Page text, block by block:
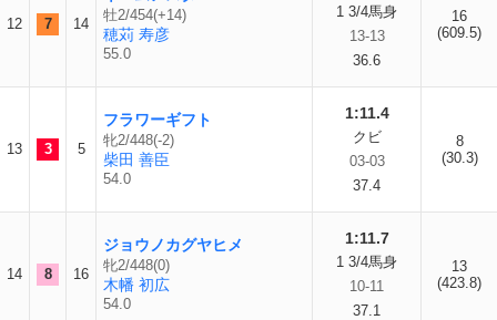
12 7 14
牡2/454(+14)
穂苅 寿彦
55.0
1 3/4馬身
13-13
36.6
16
(609.5)
13 3 5
フラワーギフト
牝2/448(-2)
柴田 善臣
54.0
1:11.4
クビ
03-03
37.4
8
(30.3)
14 8 16
ジョウノカグヤヒメ
牝2/448(0)
木幡 初広
54.0
1:11.7
1 3/4馬身
10-11
37.1
13
(423.8)